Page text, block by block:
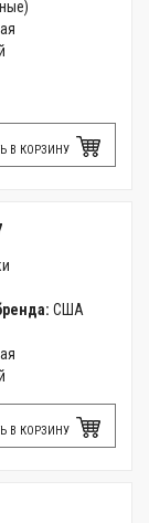
В КОРЗИНУ
США
В КОРЗИНУ